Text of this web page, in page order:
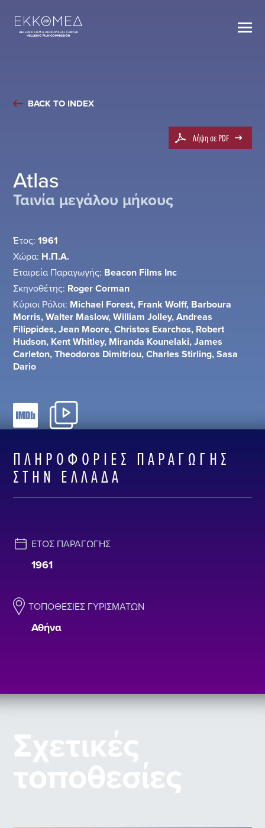
BACK TO INDEX
Λήψη σε PDF
Atlas
Ταινία μεγάλου μήκους
Έτος: 1961
Χώρα: Η.Π.Α.
Εταιρεία Παραγωγής: Beacon Films Inc
Σκηνοθέτης: Roger Corman
Κύριοι Ρόλοι: Michael Forest, Frank Wolff, Barboura
Morris, Walter Maslow, William Jolley, Andreas
Filippides, Jean Moore, Christos Exarchos, Robert
Hudson, Kent Whitley, Miranda Kounelaki, James
Carleton, Theodoros Dimitriou, Charles Stirling, Sasa
Dario
ΠΛΗΡΟΦΟΡΊΕΣ ΠΑΡΑΓΩΓΉΣ
ΣΤΗΝ ΕΛΛΆΔΑ
ΈΤΟΣ ΠΑΡΑΓΩΓΉΣ
1961
ΤΟΠΟΘΕΣΊΕΣ ΓΥΡΙΣΜΆΤΩΝ
Αθήνα
Σχετικές
τοποθεσίες